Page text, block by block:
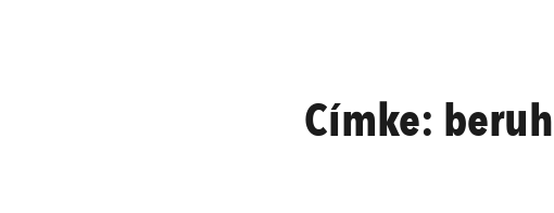
Címke: